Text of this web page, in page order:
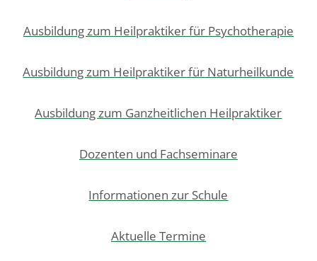
Ausbildung zum Heilpraktiker für Psychotherapie
Ausbildung zum Heilpraktiker für Naturheilkunde
Ausbildung zum Ganzheitlichen Heilpraktiker
Dozenten und Fachseminare
Informationen zur Schule
Aktuelle Termine